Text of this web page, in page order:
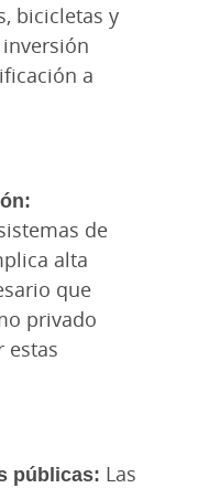
bicicletas y
a
de
alta
que
privado
estas
públicas: Las